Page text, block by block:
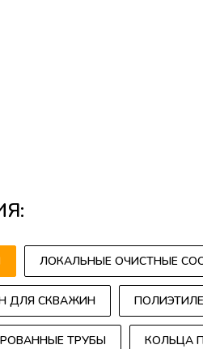
ЛОКАЛЬНЫЕ ОЧИСТНЫЕ
ДЛЯ СКВАЖИН
ТРУБЫ КОЛЬЦА